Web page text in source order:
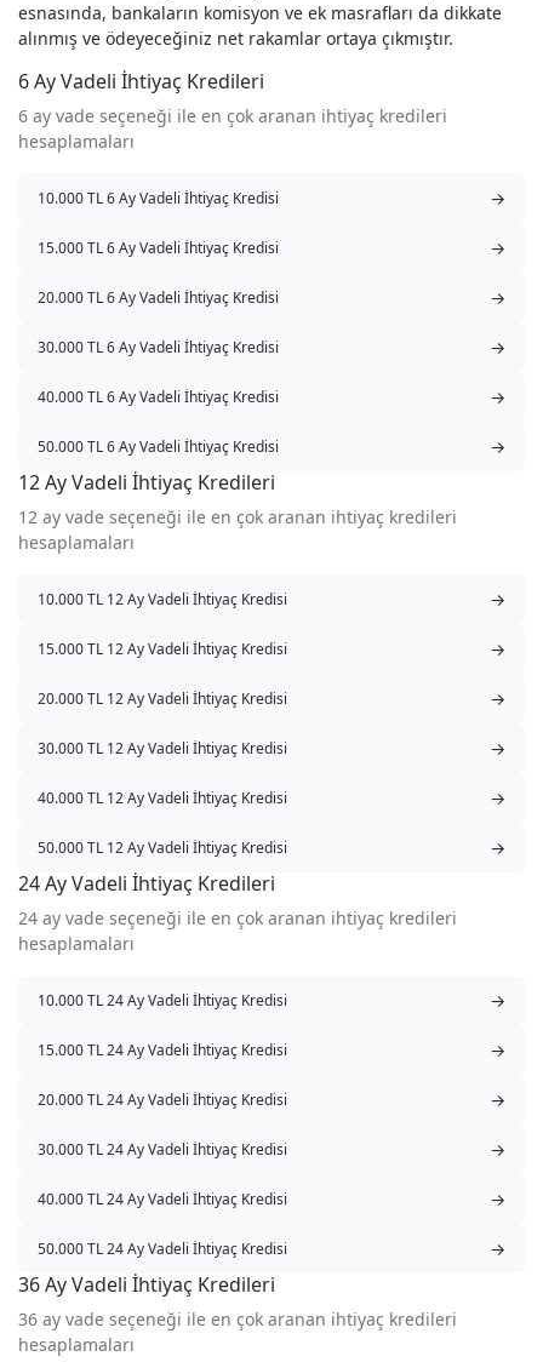
esnasında, bankaların komisyon ve ek masrafları da dikkate
alınmış ve ödeyeceğiniz net rakamlar ortaya çıkmıştır.
6 Ay Vadeli İhtiyaç Kredileri
6 ay vade seçeneği ile en çok aranan ihtiyaç kredileri
hesaplamaları
10.000 TL 6 Ay Vadeli İhtiyaç Kredisi →
15.000 TL 6 Ay Vadeli İhtiyaç Kredisi →
20.000 TL 6 Ay Vadeli İhtiyaç Kredisi →
30.000 TL 6 Ay Vadeli İhtiyaç Kredisi →
40.000 TL 6 Ay Vadeli İhtiyaç Kredisi →
50.000 TL 6 Ay Vadeli İhtiyaç Kredisi →
12 Ay Vadeli İhtiyaç Kredileri
12 ay vade seçeneği ile en çok aranan ihtiyaç kredileri
hesaplamaları
10.000 TL 12 Ay Vadeli İhtiyaç Kredisi →
15.000 TL 12 Ay Vadeli İhtiyaç Kredisi →
20.000 TL 12 Ay Vadeli İhtiyaç Kredisi →
30.000 TL 12 Ay Vadeli İhtiyaç Kredisi →
40.000 TL 12 Ay Vadeli İhtiyaç Kredisi →
50.000 TL 12 Ay Vadeli İhtiyaç Kredisi →
24 Ay Vadeli İhtiyaç Kredileri
24 ay vade seçeneği ile en çok aranan ihtiyaç kredileri
hesaplamaları
10.000 TL 24 Ay Vadeli İhtiyaç Kredisi →
15.000 TL 24 Ay Vadeli İhtiyaç Kredisi →
20.000 TL 24 Ay Vadeli İhtiyaç Kredisi →
30.000 TL 24 Ay Vadeli İhtiyaç Kredisi →
40.000 TL 24 Ay Vadeli İhtiyaç Kredisi →
50.000 TL 24 Ay Vadeli İhtiyaç Kredisi →
36 Ay Vadeli İhtiyaç Kredileri
36 ay vade seçeneği ile en çok aranan ihtiyaç kredileri
hesaplamaları